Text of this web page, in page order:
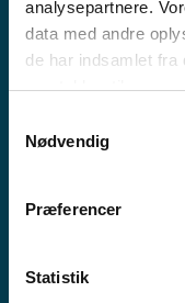
analysepartnere.
data med andre
de har indsamlet fra
samtykker til vores
Nødvendig
Præferencer
Statistik